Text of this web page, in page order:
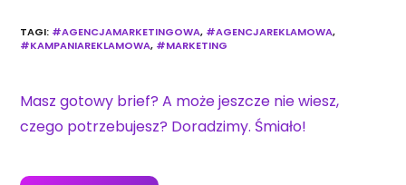
TAGI: #AGENCJAMARKETINGOWA, #AGENCJAREKLAMOWA,
#KAMPANIAREKLAMOWA, #MARKETING
Masz gotowy brief? A może jeszcze nie wiesz,
czego potrzebujesz? Doradzimy. Śmiało!